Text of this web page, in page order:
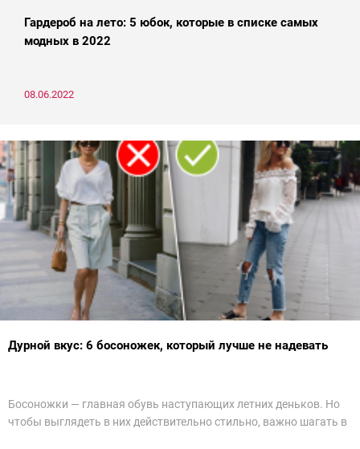
Гардероб на лето: 5 юбок, которые в списке самых
модных в 2022
08.06.2022
Дурной вкус: 6 босоножек, который лучше не надевать
Босоножки — главная обувь наступающих летних деньков. Но
чтобы выглядеть в них действительно стильно, важно шагать в